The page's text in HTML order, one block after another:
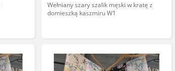
Wełniany szary szalik męski w kratę z
domieszką kaszmiru W1